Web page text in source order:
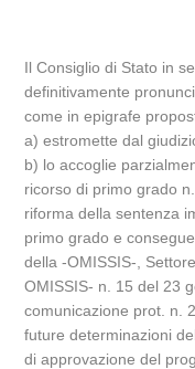
Il Consiglio di Stato in
definitivamente
come in epigrafe
a) estromette dal
b) lo accoglie
ricorso di primo grado
riforma della sentenza
primo grado e
della -OMISSIS-,
OMISSIS- n. 15 del 23
comunicazione prot. n.
future determinazioni
di approvazione del